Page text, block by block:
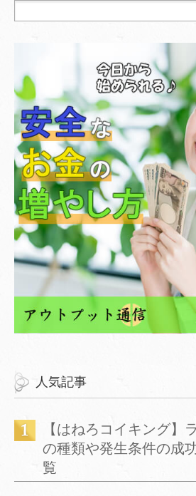
人気記事
【はねろコイキング】
の種類や発生条件の成
覧